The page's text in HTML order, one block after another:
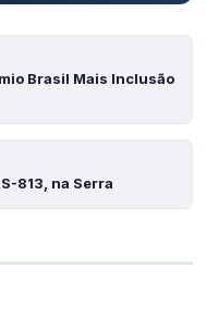
Brasil Mais Inclusão
813, na Serra